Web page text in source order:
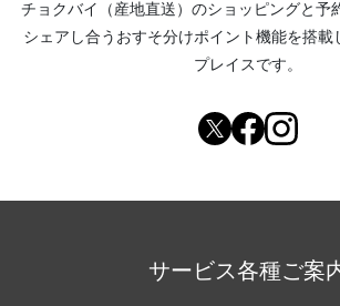
チョクバイ（産地直送） のショッピングと予
シェアし合う おすそ分けポイント機能を搭載
プレイスです。
サービス各種ご案